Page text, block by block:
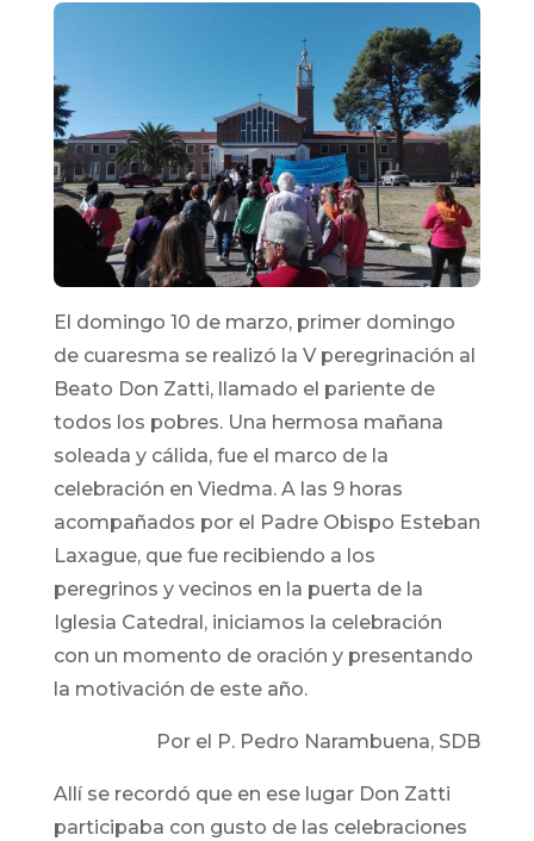
El domingo 10 de marzo, primer domingo
de cuaresma se realizó la V peregrinación al
Beato Don Zatti, llamado el pariente de
todos los pobres. Una hermosa mañana
soleada y cálida, fue el marco de la
celebración en Viedma. A las 9 horas
acompañados por el Padre Obispo Esteban
Laxague, que fue recibiendo a los
peregrinos y vecinos en la puerta de la
Iglesia Catedral, iniciamos la celebración
con un momento de oración y presentando
la motivación de este año.
Por el P. Pedro Narambuena, SDB
Allí se recordó que en ese lugar Don Zatti
participaba con gusto de las celebraciones